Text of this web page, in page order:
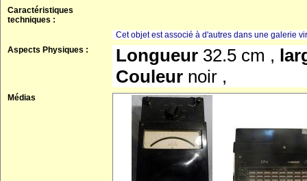
Caractéristiques
techniques :
Cet objet est associé à d'autres dans une galerie
Aspects Physiques :
Longueur 32.5 cm ,
Couleur noir ,
Médias